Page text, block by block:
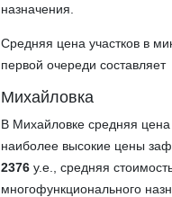
назначения.
Средняя цена участков в
первой очереди
Михайловка
В Михайловке средняя цена
наиболее высокие цены
2376 у.е., средняя
многофункционального